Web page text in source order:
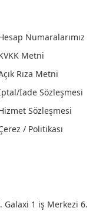
Numaralarımız
Metni
Rıza Metni
İade Sözleşmesi
Sözleşmesi
/ Politikası
1 iş Merkezi 6.